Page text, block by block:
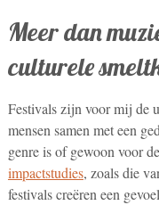
Meer dan
culturele
Festivals zijn voor mij de
mensen samen met een
genre is of gewoon voor
impactstudies, zoals die
festivals creëren een